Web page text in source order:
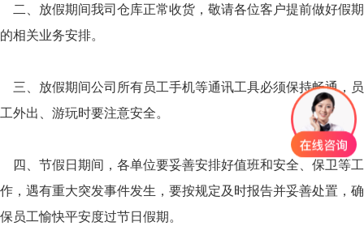
二、放假期间我司仓库正常收货，敬请各位客户提前做好假期
的相关业务安排。
三、放假期间公司所有员工手机等通讯工具必须保持畅通，员
工外出、游玩时要注意安全。
四、节假日期间，各单位要妥善安排好值班和安全、保卫等工
作，遇有重大突发事件发生，要按规定及时报告并妥善处置，确
保员工愉快平安度过节日假期。